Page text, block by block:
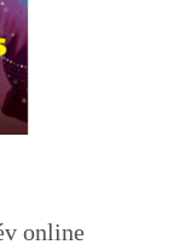
online